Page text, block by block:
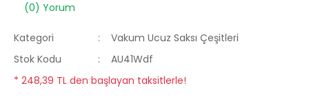
(0) Yorum
Kategori
Vakum Ucuz Saksı Çeşitleri
Stok Kodu
AU41Wdf
* 248,39 TL den başlayan taksitlerle!